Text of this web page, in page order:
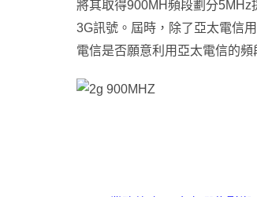
將其取得900MH頻段劃分
3G訊號。屆時，除了亞太電信
電信是否願意利用亞太電信的頻